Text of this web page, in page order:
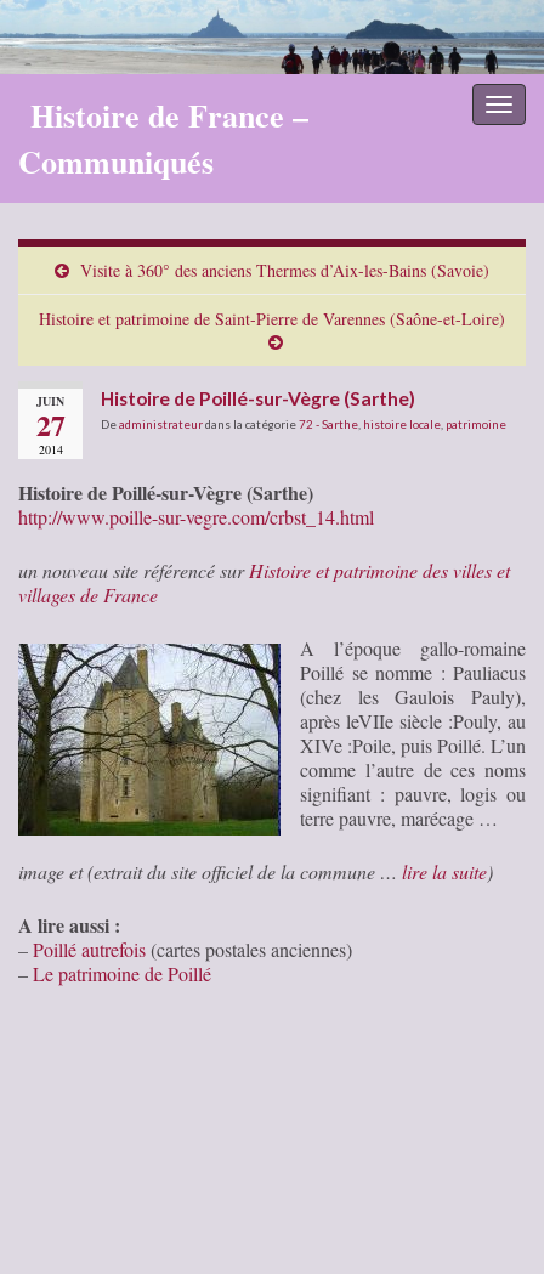
Histoire de France –
Communiqués
Visite à 360° des anciens Thermes d’Aix-les-Bains (Savoie)
Histoire et patrimoine de Saint-Pierre de Varennes (Saône-et-Loire)
JUIN
27
2014
Histoire de Poillé-sur-Vègre (Sarthe)
Deadministrateurdans la catégorie72 - Sarthe histoire locale patrimoine
Histoire de Poillé-sur-Vègre (Sarthe)
http://www.poille-sur-vegre.com/crbst_14.html
un nouveau site référencé surHistoire et patrimoine des villes et
villages de France
A l’époque gallo-romaine
Poillé se nomme : Pauliacus
(chez les Gaulois Pauly),
après leVIIe siècle :Pouly, au
XIVe :Poile, puis Poillé. L’un
comme l’autre de ces noms
signifiant : pauvre, logis ou
terre pauvre, marécage …
image et (extrait du site officiel de la commune … lire la suite)
A lire aussi :
–Poillé autrefois(cartes postales anciennes)
–Le patrimoine de Poillé